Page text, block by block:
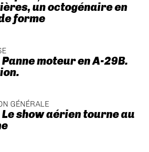
un octogénaire en
forme
Panne moteur en A-29B.
GÉNÉRALE
Le show aérien tourne au